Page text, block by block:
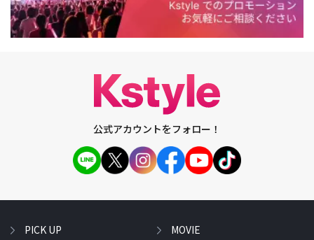
公式アカウントをフォロー！
PICK UP MOVIE